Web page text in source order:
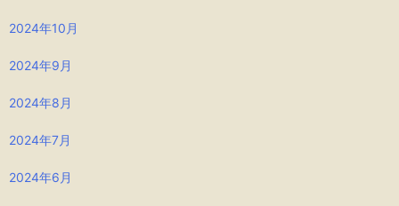
2024年10月
2024年9月
2024年8月
2024年7月
2024年6月